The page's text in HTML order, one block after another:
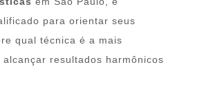
para orientar seus
qual técnica é a mais
alcançar resultados harmônicos